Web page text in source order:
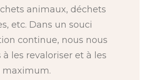
animaux, déchets
etc. Dans un souci
continue, nous nous
les revaloriser et à les
maximum.